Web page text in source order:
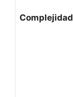
Complejidad